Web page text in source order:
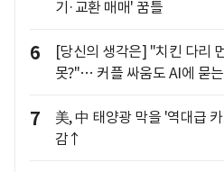
기·교환 매매' 꿈틀
6
[당신의 생각은] "치킨 다리
못?"… 커플 싸움도 AI에 묻
7
美, 中 태양광 막을 '역대급
감↑